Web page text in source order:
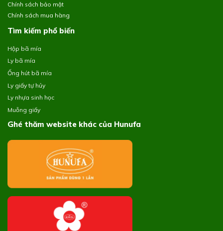
Chính sách bảo mật
Chính sách mua hàng
Tìm kiếm phổ biến
Hộp bã mía
Ly bã mía
Ống hút bã mía
Ly giấy tự hủy
Ly nhựa sinh học
Muỗng giấy
Ghé thăm website khác của Hunufa